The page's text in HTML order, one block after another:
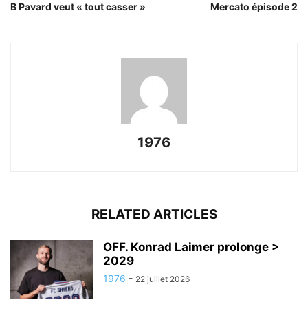
B Pavard veut « tout casser » Mercato épisode 2
1976
RELATED ARTICLES
OFF. Konrad Laimer prolonge >
2029
1976 - 22 juillet 2026